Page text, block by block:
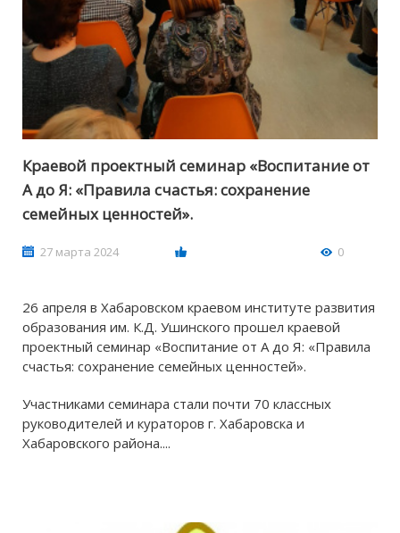
Краевой проектный семинар «Воспитание от
А до Я: «Правила счастья: сохранение
семейных ценностей».
27 марта 2024 0
26 апреля в Хабаровском краевом институте развития
образования им. К.Д. Ушинского прошел краевой
проектный семинар «Воспитание от А до Я: «Правила
счастья: сохранение семейных ценностей».
Участниками семинара стали почти 70 классных
руководителей и кураторов г. Хабаровска и
Хабаровского района....